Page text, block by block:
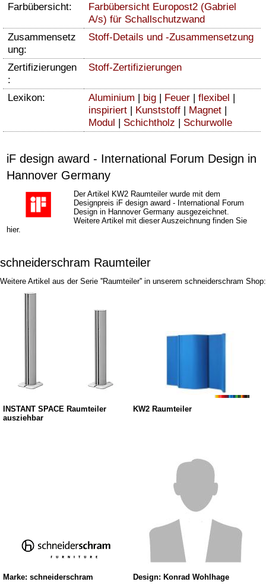
Farbübersicht:
Farbübersicht Europost2 (Gabriel
A/s) für Schallschutzwand
Zusammensetz
ung:
Stoff-Details und -Zusammensetzung
Zertifizierungen
:
Stoff-Zertifizierungen
Lexikon: Aluminium | big | Feuer | flexibel |
inspiriert | Kunststoff | Magnet |
Modul | Schichtholz | Schurwolle
iF design award - International Forum Design in
Hannover Germany
Der Artikel KW2 Raumteilerwurde mit dem
Designpreis iF design award - International Forum
Design in Hannover Germany ausgezeichnet.
Weitere Artikel mit dieser Auszeichnung finden Sie
hier.
schneiderschram Raumteiler
Weitere Artikel aus der Serie ''Raumteiler'' in unserem schneiderschram Shop:
INSTANT SPACE Raumteiler
ausziehbar
KW2 Raumteiler
Marke: schneiderschram Design: Konrad Wohlhage